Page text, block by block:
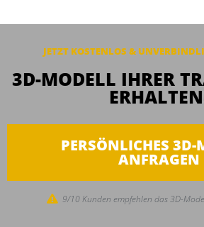
JETZT KOSTENLOS &
3D-MODELL IHRER
PERSÖNLICHES 3D-
ANFRAGEN
9/10 Kunden empfehlen das 3D-